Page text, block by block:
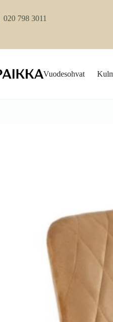
020 798 3011
Vuodesohvat